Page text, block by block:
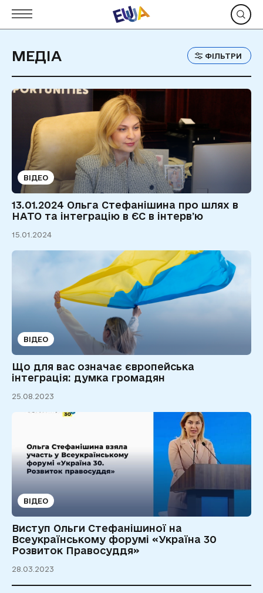
МЕДІА ФІЛЬТРИ
ВІДЕО
13.01.2024 Ольга Стефанішина про шлях в
НАТО та інтеграцію в ЄС в інтервʼю
15.01.2024
ВІДЕО
Що для вас означає європейська
інтеграція: думка громадян
25.08.2023
ВІДЕО
Виступ Ольги Стефанішиної на
Всеукраїнському форумі «Україна 30
Розвиток Правосуддя»
28.03.2023